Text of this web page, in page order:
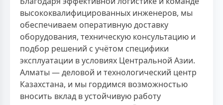
высококвалифицированных инженеров, мы
обеспечиваем оперативную доставку
оборудования, техническую консультацию и
подбор решений с учётом специфики
эксплуатации в условиях Центральной Азии.
Алматы — деловой и технологический центр
Казахстана, и мы гордимся возможностью
вносить вклад в устойчивую работу